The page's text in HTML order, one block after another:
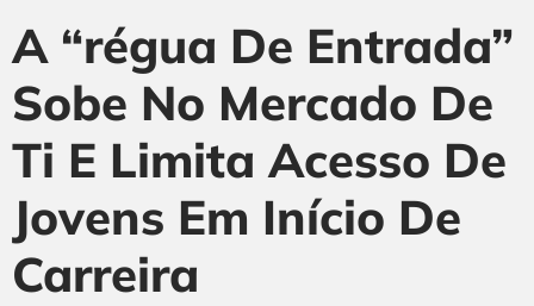
A “régua De Entrada”
Sobe No Mercado De
Ti E Limita Acesso De
Jovens Em Início De
Carreira